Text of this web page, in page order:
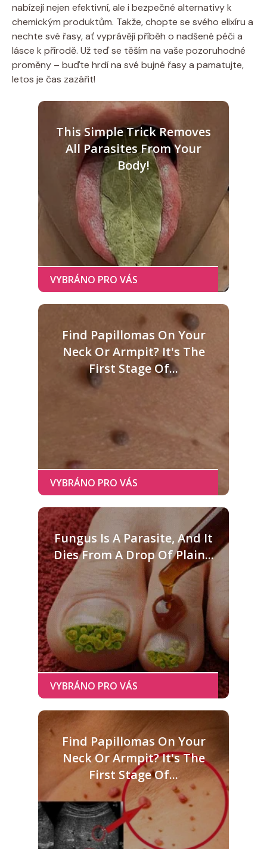
nabízejí nejen‍ efektivní, ale i bezpečné alternativy⁤ k
‌chemickým produktům. Takže, chopte se svého elixíru ‌a
nechte své řasy, ať vyprávějí příběh o nadšené‍ péči a
lásce k přírodě. Už teď se ‍těším‍ na vaše ⁢pozoruhodné
proměny – buďte hrdí‍ na své⁤ bujné řasy a pamatujte,
letos je čas ‍zazářit!
This Simple Trick Removes
All Parasites From Your
Body!
Find Papillomas On Your
Neck Or Armpit? It's The
First Stage Of...
Fungus Is A Parasite, And It
Dies From A Drop Of Plain...
Find Papillomas On Your
Neck Or Armpit? It's The
First Stage Of...